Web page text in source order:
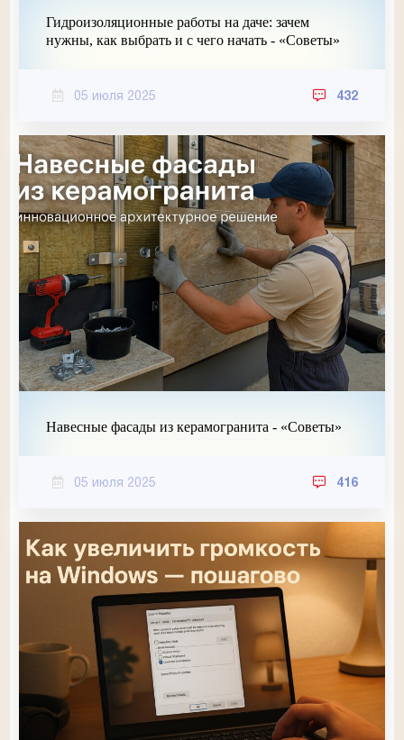
Гидроизоляционные работы на даче: зачем
нужны, как выбрать и с чего начать - «Советы»
05 июля 2025 432
Навесные фасады из керамогранита - «Советы»
05 июля 2025 416